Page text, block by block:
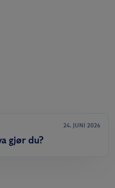
24. JUNI 2026
gjør du?